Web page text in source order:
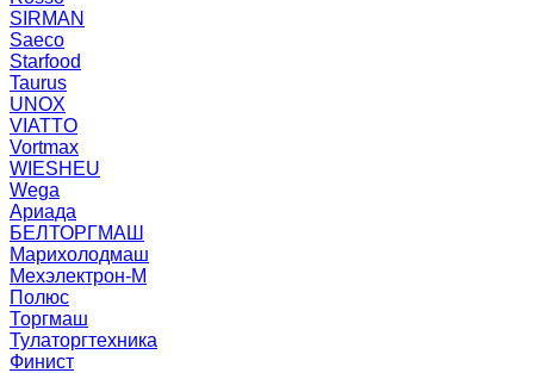
SIRMAN
Saeco
Starfood
Taurus
UNOX
VIATTO
Vortmax
WIESHEU
Wega
Ариада
БЕЛТОРГМАШ
Марихолодмаш
Мехэлектрон-М
Полюс
Торгмаш
Тулаторгтехника
Финист